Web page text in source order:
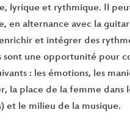
lyrique et rythmique. Il
en alternance avec la
et intégrer des
sont une opportunité pour
: les émotions, les
la place de la femme dans
et le milieu de la musique.